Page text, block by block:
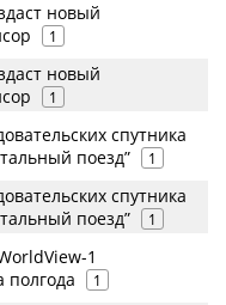
новый
1
новый
1
спутника
поезд”
1
спутника
поезд”
1
1
полгода
1